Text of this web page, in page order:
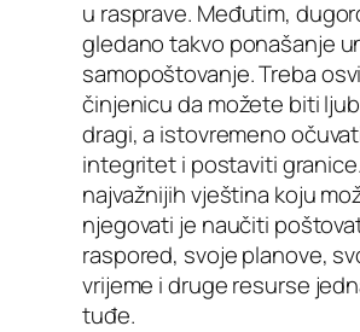
u rasprave. Međutim,
gledano takvo ponašanje
samopoštovanje. Treba
činjenicu da možete biti
dragi, a istovremeno
integritet i postaviti
najvažnijih vještina koju
njegovati je naučiti
raspored, svoje planove,
vrijeme i druge resurse
tuđe.